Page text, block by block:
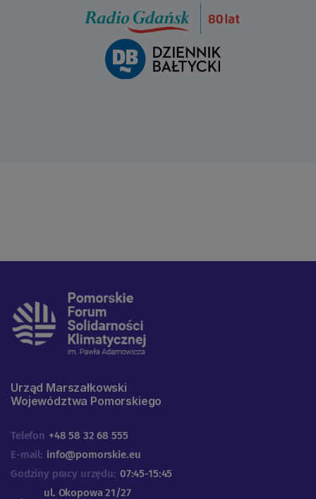
Urząd Marszałkowski
Województwa Pomorskiego
Telefon +48 58 32 68 555
E-mail: info@pomorskie.eu
Godziny pracy urzędu: 07:45-15:45
ul. Okopowa 21/27